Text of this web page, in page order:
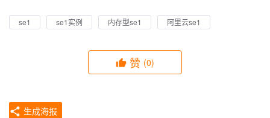
se1 se1实例 内存型se1 阿里云se1
赞 (0)
生成海报